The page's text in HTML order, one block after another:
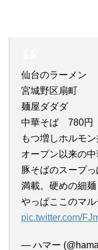
仙台のラーメン
宮城野区扇町
麺屋ダダダ
中華そば 780円
もつ増しホルモン
オープン以来の中
豚そばのスープ
満載。硬めの細麺
やっぱここのマル
pic.twitter.com/
— ハマー